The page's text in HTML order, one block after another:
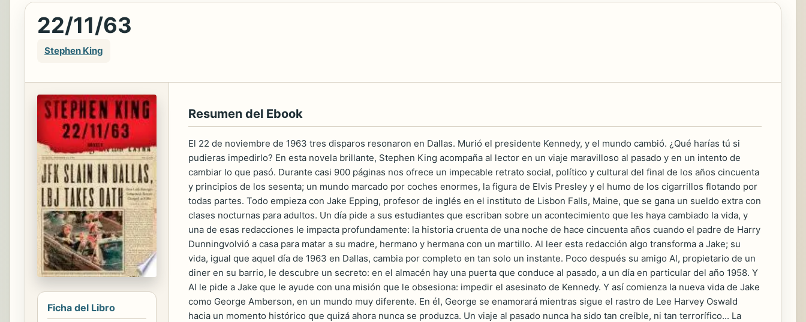
22/11/63
Stephen King
Ficha del Libro
Resumen del Ebook
El 22 de noviembre de 1963 tres disparos resonaron en Dallas. Murió el presidente Kennedy, y el mundo cambió. ¿Qué harías tú si
pudieras impedirlo? En esta novela brillante, Stephen King acompaña al lector en un viaje maravilloso al pasado y en un intento de
cambiar lo que pasó. Durante casi 900 páginas nos ofrece un impecable retrato social, político y cultural del final de los años cincuenta
y principios de los sesenta; un mundo marcado por coches enormes, la figura de Elvis Presley y el humo de los cigarrillos flotando por
todas partes. Todo empieza con Jake Epping, profesor de inglés en el instituto de Lisbon Falls, Maine, que se gana un sueldo extra con
clases nocturnas para adultos. Un día pide a sus estudiantes que escriban sobre un acontecimiento que les haya cambiado la vida, y
una de esas redacciones le impacta profundamente: la historia cruenta de una noche de hace cincuenta años cuando el padre de Harry
Dunningvolvió a casa para matar a su madre, hermano y hermana con un martillo. Al leer esta redacción algo transforma a Jake; su
vida, igual que aquel día de 1963 en Dallas, cambia por completo en tan solo un instante. Poco después su amigo Al, propietario de un
diner en su barrio, le descubre un secreto: en el almacén hay una puerta que conduce al pasado, a un día en particular del año 1958. Y
Al le pide a Jake que le ayude con una misión que le obsesiona: impedir el asesinato de Kennedy. Y así comienza la nueva vida de Jake
como George Amberson, en un mundo muy diferente. En él, George se enamorará mientras sigue el rastro de Lee Harvey Oswald
hacia un momento histórico que quizá ahora nunca se produzca. Un viaje al pasado nunca ha sido tan creíble, ni tan terrorífico... La